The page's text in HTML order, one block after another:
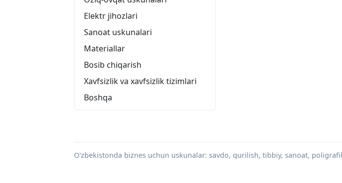
Elektr jihozlari
Sanoat uskunalari
Materiallar
Bosib chiqarish
Xavfsizlik va xavfsizlik tizimlari
Boshqa
O'zbekistonda biznes uchun uskunalar: savdo, qurilish, tibbiy, sanoat,